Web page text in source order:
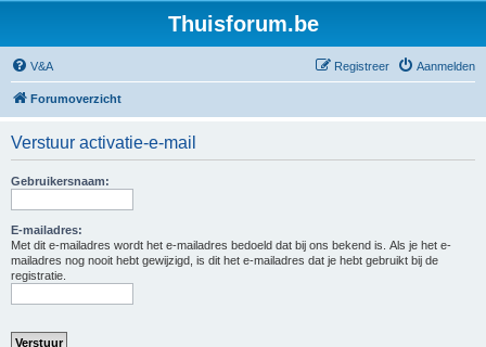
Thuisforum.be
V&A Aanmelden
Registreer
Forumoverzicht
Verstuur activatie-e-mail
Gebruikersnaam:
E-mailadres:
Met dit e-mailadres wordt het e-mailadres bedoeld dat bij ons bekend is. Als je het e-
mailadres nog nooit hebt gewijzigd, is dit het e-mailadres dat je hebt gebruikt bij de
registratie.